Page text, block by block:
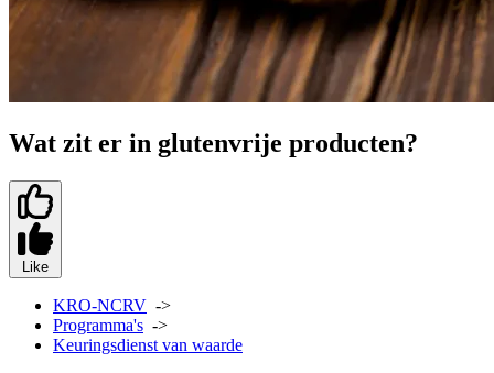
Wat zit er in glutenvrije producten?
Like
KRO-NCRV ->
Programma's ->
Keuringsdienst van waarde